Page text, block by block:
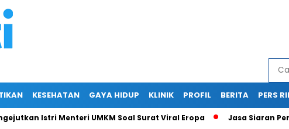
KESEHATAN GAYA HIDUP KLINIK PROFIL BERITA PERS
Menteri UMKM Soal Surat Viral Eropa Jasa Siaran Pers